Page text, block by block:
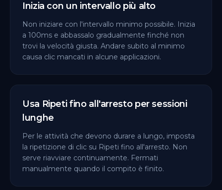
Inizia con un intervallo più alto
Non iniziare con l'intervallo minimo possibile. Inizia
a 100ms e abbassalo gradualmente finché non
trovi la velocità giusta. Andare subito al minimo
causa clic mancati in alcune applicazioni.
Usa Ripeti fino all'arresto per sessioni
lunghe
Per le attività che devono durare a lungo, imposta
la ripetizione di clic su Ripeti fino all'arresto. Non
serve riavviare continuamente. Fermati
manualmente quando il compito è finito.